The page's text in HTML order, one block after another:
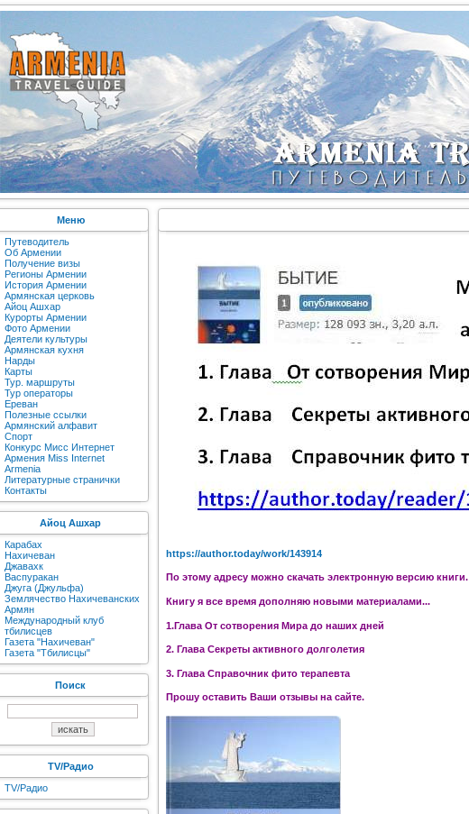
Меню
Путеводитель
Об Армении
Получение визы
Регионы Армении
История Армении
Армянская церковь
Айоц Ашхар
Курорты Армении
Фото Армении
Деятели культуры
Армянская кухня
Нарды
Карты
Тур. маршруты
Тур операторы
Ереван
Полезные ссылки
Армянский алфавит
Спорт
Конкурс Мисс Интернет
Армения Miss Internet
Armenia
Литературные странички
Контакты
Айоц Ашхар
Карабах
Нахичеван
Джавахк
Васпуракан
Джуга (Джульфа)
Землячество Нахичеванских
Армян
Международный клуб
тбилисцев
Газета "Нахичеван"
Газета "Тбилисцы"
Поиск
TV/Радио
TV/Радио
https://author.today/work/143914
По этому адресу можно скачать электронную версию книги.
Книгу я все время дополняю новыми материалами...
1.Глава От сотворения Мира до наших дней
2. Глава Секреты активного долголетия
3. Глава Справочник фито терапевта
Прошу оставить Ваши отзывы на сайте.